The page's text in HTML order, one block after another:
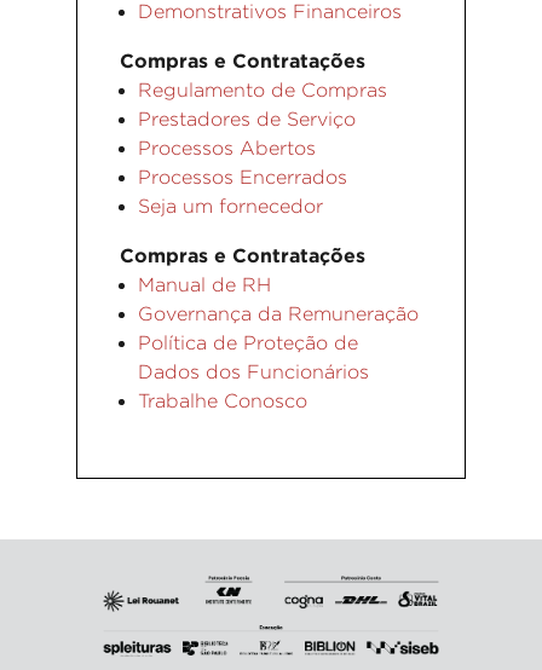
Demonstrativos Financeiros
Compras e Contratações
Regulamento de Compras
Prestadores de Serviço
Processos Abertos
Processos Encerrados
Seja um fornecedor
Compras e Contratações
Manual de RH
Governança da Remuneração
Política de Proteção de
Dados dos Funcionários
Trabalhe Conosco